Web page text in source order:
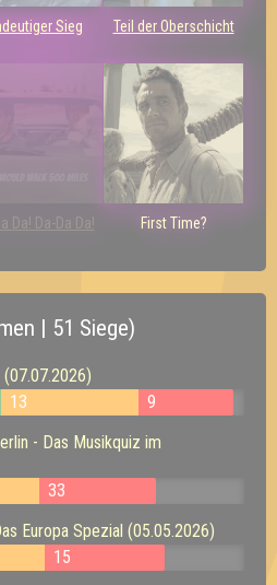
Sieg Teil der Oberschicht
Da! Da-Da Da! First Time?
| 51 Siege)
(07.07.2026)
13
9
- Das Musikquiz im
33
Europa Spezial (05.05.2026)
15